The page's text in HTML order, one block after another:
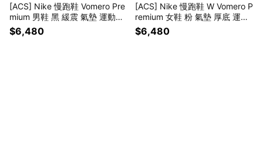
[ACS] Nike 慢跑鞋 Vomero Pre
mium 男鞋 黑 緩震 氣墊 運動鞋
厚底 HQ2050-002
$6,480
[ACS] Nike 慢跑鞋 W Vomero P
remium 女鞋 粉 氣墊 厚底 運動
鞋 緩震 HM5973-103
$6,480